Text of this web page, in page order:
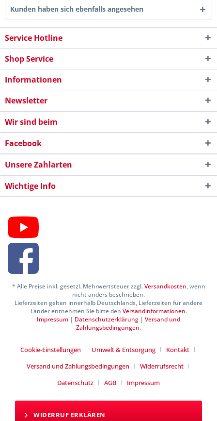
Kunden haben sich ebenfalls angesehen
Service Hotline
Shop Service
Informationen
Newsletter
Wir sind beim
Facebook
Unsere Zahlarten
Wichtige Info
* Alle Preise inkl. gesetzl. Mehrwertsteuer zzgl.Versandkosten, wenn
nicht anders beschrieben.
Lieferzeiten gelten innerhalb Deutschlands, Lieferzeiten für andere
Länder entnehmen Sie bitte den Versandinformationen.
Impressum | Datenschutzerklärung | Versand und
Zahlungsbedingungen.
Cookie-Einstellungen Umwelt & Entsorgung
Kontakt
Versand und Zahlungsbedingungen
Widerrufsrecht
Datenschutz
AGB Impressum
WIDERRUF ERKLÄREN